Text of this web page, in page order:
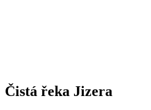
Čistá řeka Jizera